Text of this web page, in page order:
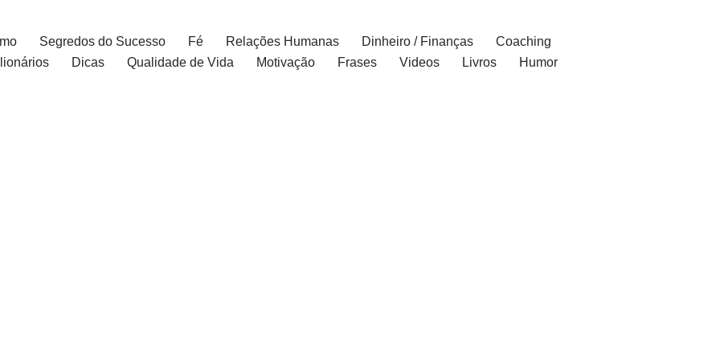
Segredos do Sucesso Fé Relações Humanas Dinheiro / Finanças
Coaching
Dicas Qualidade de Vida Motivação Frases Videos Livros
Humor